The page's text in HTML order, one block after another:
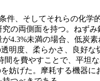
、そしてそれらの化
の両側面を持つ。ねず
4.3%未満の場合、低炭
明度、柔らかさ、良好な
を費やすことで、平坦
妨げた。摩耗する機器